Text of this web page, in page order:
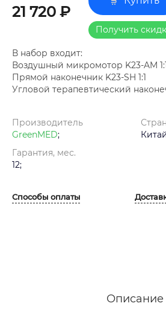
21 720 ₽
Получить
В набор входит:
Воздушный микромотор K23-AM
Прямой наконечник K23-SH 1:1
Угловой терапевтический
Производитель
GreenMED;
Гарантия, мес.
12;
Способы оплаты
Описание